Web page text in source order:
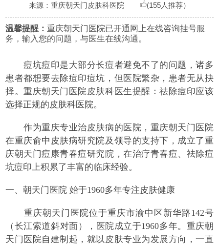
来源：重庆朝天门皮肤科医院 (155人推荐）
温馨提醒：重庆朝天门医院已开通网上在线咨询挂号服
务，输入您的问题，与医生在线沟通。
痘坑痘印是大部分长痘者避免不了的问题，诸多
患者都想要去除痘印痘坑，但医院繁杂，患者无从抉
择。重庆朝天门医院皮肤科医生提醒：祛除痘印应该
选择正规的皮肤科医院。
作为重庆专业治皮肤病的医院，重庆朝天门医院
在重庆俞中皮肤病研究院及领导的支持下，成立了重
庆朝天门痘康青春痘研究院，在治疗青春痘、祛除痘
坑痘印上积累了丰富的临床经验。
一、朝天门医院 始于1960多年专注皮肤健康
重庆朝天门医院位于重庆市渝中区新华路142号
（长江索道斜对面），医院成立于1960多年。重庆朝
天门医院自建制起，就以皮肤专业为发展方向，一直